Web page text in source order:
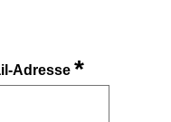
Adresse*